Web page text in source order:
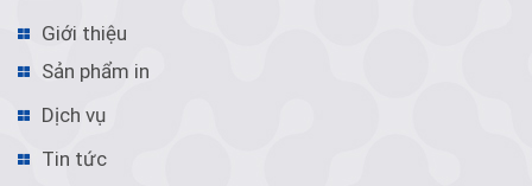
Giới thiệu
Sản phẩm in
Dịch vụ
Tin tức